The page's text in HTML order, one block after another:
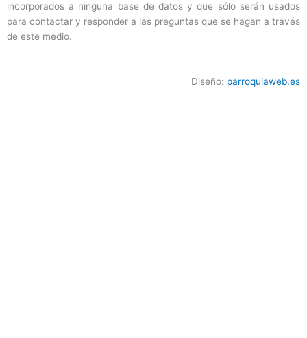
incorporados a ninguna base de datos y que sólo serán usados
para contactar y responder a las preguntas que se hagan a través
de este medio.
Diseño: parroquiaweb.es